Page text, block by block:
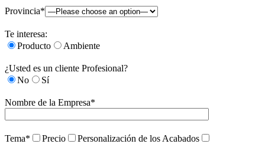
Provincia*
Te interesa:
Producto
Ambiente
¿Usted es un cliente Profesional?
No
Sí
Nombre de la Empresa*
Tema* Precio
Personalización de los Acabados